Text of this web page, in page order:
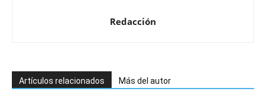
Redacción
Artículos relacionados Más del autor